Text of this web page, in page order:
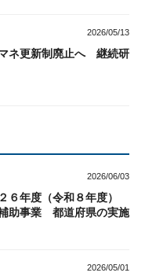
2026/05/13
ネ更新制廃止へ 継続研
2026/06/03
６年度（令和８年度）
助事業 都道府県の実施
2026/05/01